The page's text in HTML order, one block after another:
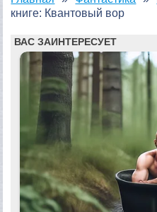
книге: Квантовый вор